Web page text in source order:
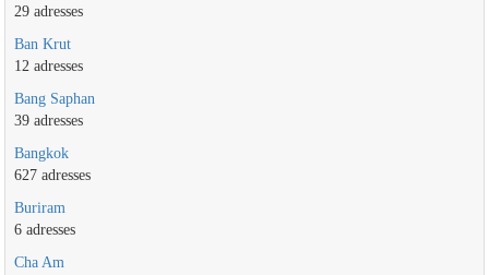
29 adresses
Ban Krut
12 adresses
Bang Saphan
39 adresses
Bangkok
627 adresses
Buriram
6 adresses
Cha Am